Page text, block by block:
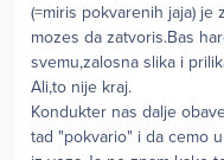
(=miris pokvarenih jaja) je
mozes da zatvoris.Bas
svemu,zalosna slika i
Ali,to nije kraj.
Kondukter nas dalje
tad "pokvario" i da cemo